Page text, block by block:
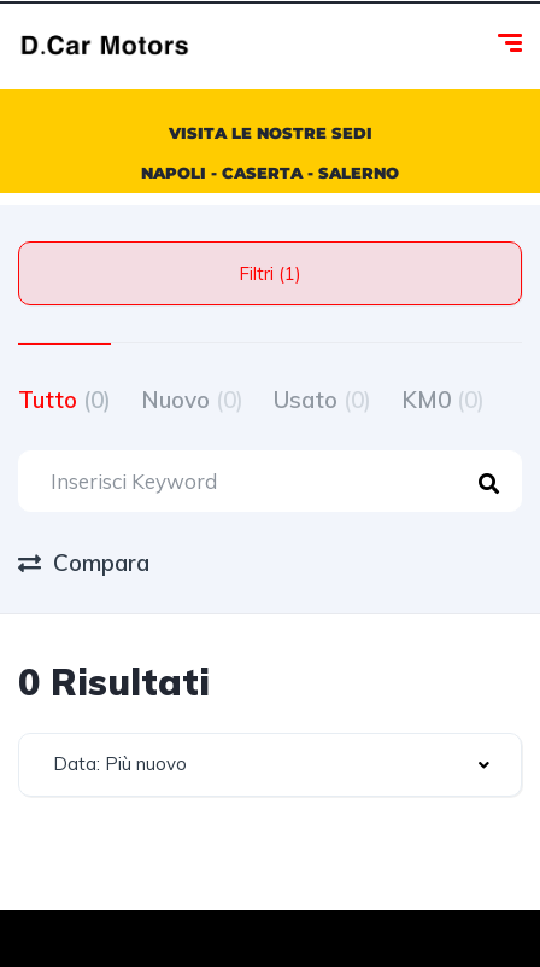
VISITA LE NOSTRE SEDI
NAPOLI - CASERTA - SALERNO
Filtri (1)
Tutto (0) Nuovo (0) Usato (0) KM0 (0)
Compara
0 Risultati
Data: Più nuovo